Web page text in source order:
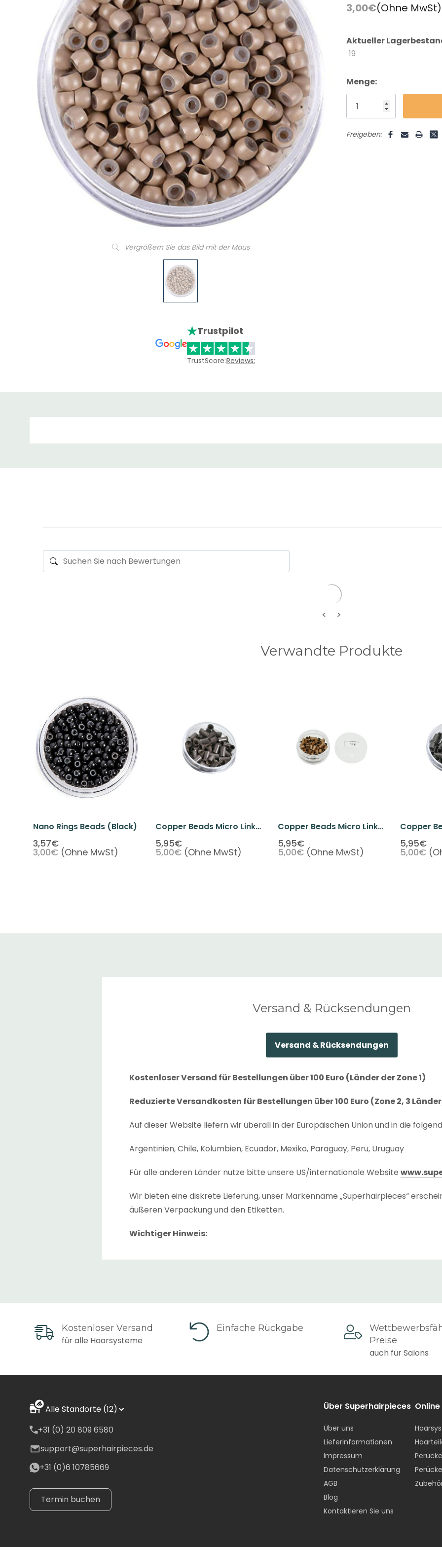
FAQ
Lieferung & Versand
Farbkarte
Vergrößern Sie das Bild mit der Maus
Trustpilot
TrustScore:Reviews:
3,00€(Ohne MwSt)
Aktueller
19
Menge:
Freigeben:
< >
Verwandte Produkte
Nano Rings Beads (Black)
3,57€
3,00€ (Ohne MwSt)
Copper Beads Micro Link
Cold Fusion Beads 100
Beads Medium Brown
5,95€
5,00€ (Ohne MwSt)
Copper Beads Micro Link
Cold Fusion Beads 100
Beads Light Brown Color
5,95€
5,00€ (Ohne MwSt)
Copper
Cold
Beads
5,95€
5,00€
Versand & Rücksendungen
Versand & Rücksendungen
Kostenloser Versand für Bestellungen über 100 Euro (Länder der Zone 1)
Reduzierte Versandkosten für Bestellungen über 100 Euro (Zone 2, 3
Auf dieser Website liefern wir überall in der Europäischen Union und in die
Argentinien, Chile, Kolumbien, Ecuador, Mexiko, Paraguay, Peru, Uruguay
Für alle anderen Länder nutze bitte unsere US/internationale Website
Wir bieten eine diskrete Lieferung, unser Markenname „Superhairpieces“
äußeren Verpackung und den Etiketten.
Wichtiger Hinweis:
Sendung versandt wurde (abhängig von der Länderzone und dem gewählten
nicht garantiert werden.
*Alle Lieferzeiten und Lieferzeiten sind in Werktagen angegeben
Niederlande, Frankreich, Deutschland, Belgien, Österreich, Dänemark, Luxemburg
Zwischen 0 € - 99 € Bestellwert: 10 € Versandpauschale
Kostenloser Versand
Kostenloser Versand
für alle Haarsysteme
Einfache Rückgabe
Preise
auch für Salons
Alle Standorte (12)
+31 (0) 20 809 6580
support@superhairpieces.de
+31 (0)6 10785669
Termin buchen
Über Superhairpieces
Über uns
Lieferinformationen
Impressum
Datenschutzerklärung
AGB
Blog
Kontaktieren Sie uns